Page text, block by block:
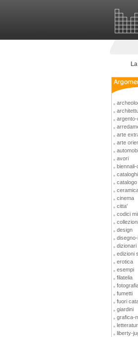
argento-
arte
arte
avori
biennali-
cinema
citta'
codici
design
edizioni
erotica
esempi
filatelia
fumetti
fuori
giardini
grafica-
liberty-